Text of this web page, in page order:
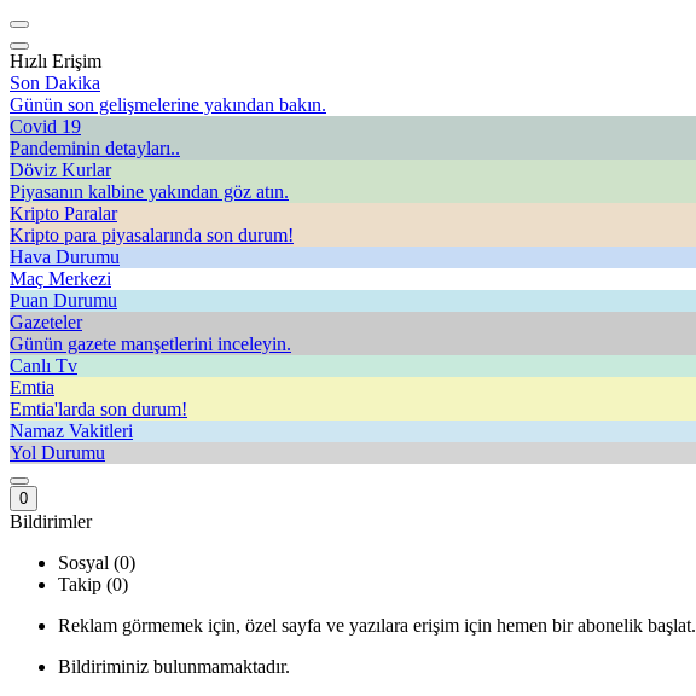
Hızlı Erişim
Son Dakika
Günün son gelişmelerine yakından bakın.
Covid 19
Pandeminin detayları..
Döviz Kurlar
Piyasanın kalbine yakından göz atın.
Kripto Paralar
Kripto para piyasalarında son durum!
Hava Durumu
Maç Merkezi
Puan Durumu
Gazeteler
Günün gazete manşetlerini inceleyin.
Canlı Tv
Emtia
Emtia'larda son durum!
Namaz Vakitleri
Yol Durumu
0
Bildirimler
Sosyal (0)
Takip (0)
Reklam görmemek için, özel sayfa ve yazılara erişim için hemen bir abonelik başlat.
Bildiriminiz bulunmamaktadır.